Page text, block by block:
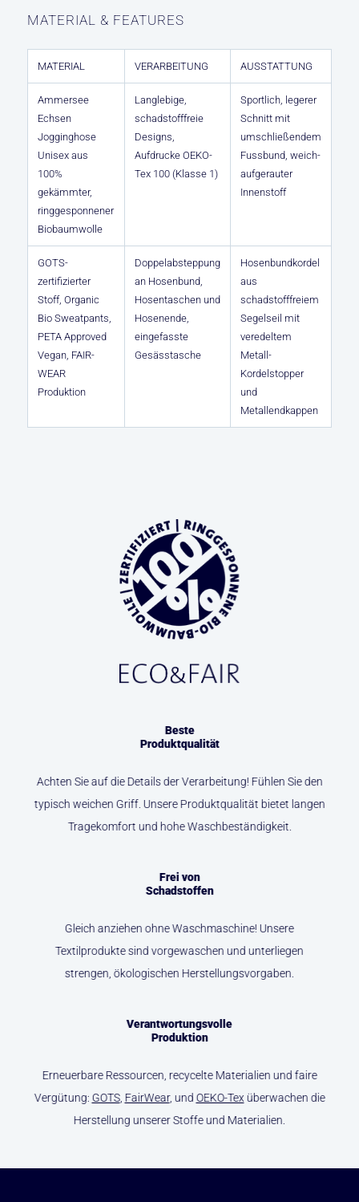
MATERIAL & FEATURES
MATERIAL VERARBEITUNG AUSSTATTUNG
Ammersee
Echsen
Jogginghose
Unisex aus
100%
gekämmter,
ringgesponnener
Biobaumwolle
Langlebige,
schadstofffreie
Designs,
Aufdrucke OEKO-
Tex 100 (Klasse 1)
Sportlich, legerer
Schnitt mit
umschließendem
Fussbund, weich-
aufgerauter
Innenstoff
GOTS-
zertifizierter
Stoff, Organic
Bio Sweatpants,
PETA Approved
Vegan, FAIR-
WEAR
Produktion
Doppelabsteppung
an Hosenbund,
Hosentaschen und
Hosenende,
eingefasste
Gesässtasche
Hosenbundkordel
aus
schadstofffreiem
Segelseil mit
veredeltem
Metall-
Kordelstopper
und
Metallendkappen
Beste
Produktqualität
Achten Sie auf die Details der Verarbeitung! Fühlen Sie den
typisch weichen Griff. Unsere Produktqualität bietet langen
Tragekomfort und hohe Waschbeständigkeit.
Frei von
Schadstoffen
Gleich anziehen ohne Waschmaschine! Unsere
Textilprodukte sind vorgewaschen und unterliegen
strengen, ökologischen Herstellungsvorgaben.
Verantwortungsvolle
Produktion
Erneuerbare Ressourcen, recycelte Materialien und faire
Vergütung: GOTS, FairWear, und OEKO-Texüberwachen die
Herstellung unserer Stoffe und Materialien.